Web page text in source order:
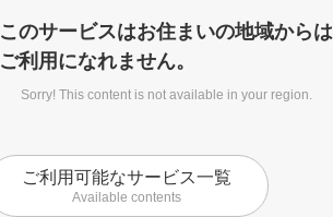
このサービスはお住まいの地域からは
ご利用になれません。
Sorry! This content is not available in your region.
ご利用可能なサービス一覧
Available contents